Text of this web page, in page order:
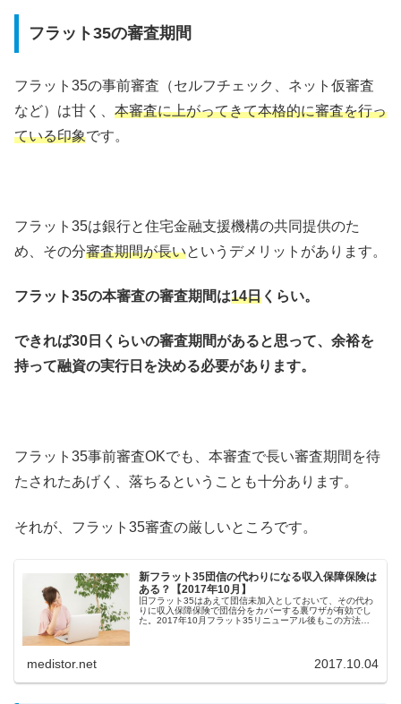
フラット35の審査期間
フラット35の事前審査（セルフチェック、ネット仮審査
など）は甘く、 本審査に上がってきて本格的に審査を行っ
ている印象です。
フラット35は銀行と住宅金融支援機構の共同提供のた
め、その分審査期間が長いというデメリットがあります。
フラット35の本審査の審査期間は14日 くらい。
できれば30日くらいの審査期間があると思って、余裕を
持って融資の実行日を決める必要があります。
フラット35事前審査OKでも、本審査で長い審査期間を待
たされたあげく、落ちるということも十分あります。
それが、フラット35審査の厳しいところです。
新フラット35団信の代わりになる収入保障保険は
ある？【2017年10月】
旧フラット35はあえて団信未加入としておいて、その代わ
りに収入保障保険で団信分をカバーする裏ワザが有効でし
た。2017年10月フラット35リニューアル後もこの方法は
medistor.net 2017.10.04